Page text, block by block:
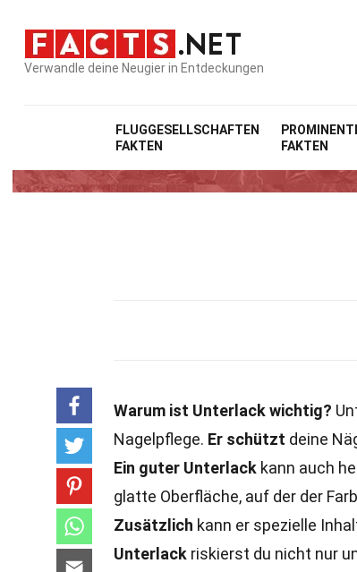
Verwandle deine Neugier in Entdeckungen
FLUGGESELLSCHAFTEN
FAKTEN
FAKTEN
Warum ist Unterlack wichtig?
Nagelpflege. Er schützt deine
Ein guter Unterlack kann auch
glatte Oberfläche, auf der der
Zusätzlich kann er spezielle
Unterlack riskierst du nicht nur